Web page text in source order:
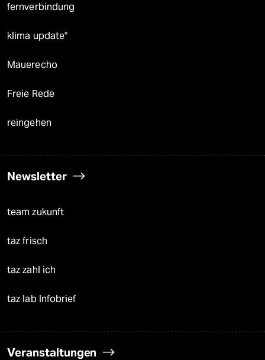
fernverbindung
klima update°
Mauerecho
Freie Rede
reingehen
Newsletter
team zukunft
taz frisch
taz zahl ich
taz lab Infobrief
Veranstaltungen